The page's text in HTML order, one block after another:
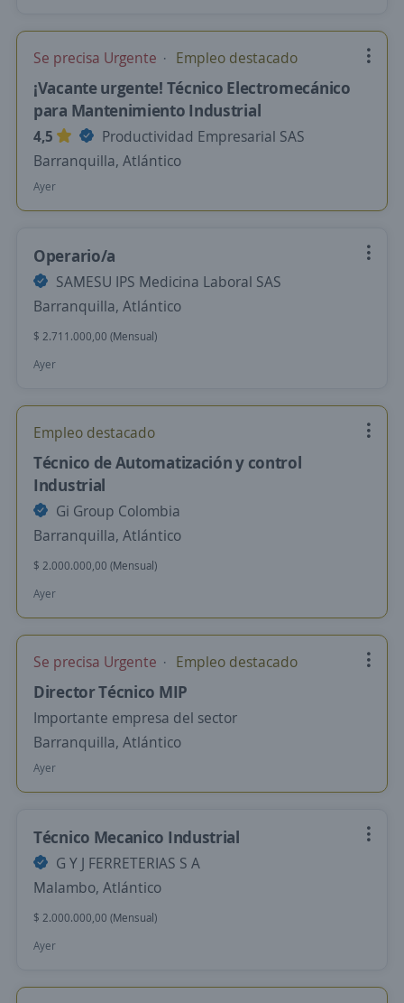
Se precisa Urgente Empleo destacado
¡Vacante urgente! Técnico Electromecánico
para Mantenimiento Industrial
4,5
Productividad Empresarial SAS
Barranquilla, Atlántico
Ayer
Operario/a
SAMESU IPS Medicina Laboral SAS
Barranquilla, Atlántico
$ 2.711.000,00 (Mensual)
Ayer
Empleo destacado
Técnico de Automatización y control
Industrial
Gi Group Colombia
Barranquilla, Atlántico
$ 2.000.000,00 (Mensual)
Ayer
Se precisa Urgente Empleo destacado
Director Técnico MIP
Importante empresa del sector
Barranquilla, Atlántico
Ayer
Técnico Mecanico Industrial
G Y J FERRETERIAS S A
Malambo, Atlántico
$ 2.000.000,00 (Mensual)
Ayer